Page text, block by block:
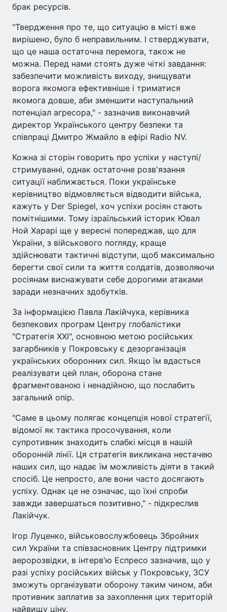
брак ресурсів.
"Твердження про те, що ситуацію в місті вже
вирішено, було б неправильним. І стверджувати,
що це наша остаточна перемога, також не
можна. Перед нами стоять дуже чіткі завдання:
забезпечити можливість виходу, знищувати
ворога якомога ефективніше і триматися
якомога довше, аби зменшити наступальний
потенціал агресора," - зазначив виконавчий
директор Українського центру безпеки та
співпраці Дмитро Жмайло в ефірі Radio NV.
Кожна зі сторін говорить про успіхи у наступі/
стримуванні, однак остаточне розв'язання
ситуації наближається. Поки українське
керівництво відмовляється відводити війська,
кажуть у Der Spiegel, хоч успіхи росіян стають
помітнішими. Тому ізраїльський історик Ювал
Ной Харарі ще у вересні попереджав, що для
України, з військового погляду, краще
здійснювати тактичні відступи, щоб максимально
берегти свої сили та життя солдатів, дозволяючи
росіянам виснажувати себе дорогими атаками
заради незначних здобутків.
За інформацією Павла Лакійчука, керівника
безпекових програм Центру глобалістики
"Стратегія XXI", основною метою російських
загарбників у Покровську є дезорганізація
українських оборонних сил. Якщо їм вдасться
реалізувати цей план, оборона стане
фрагментованою і ненадійною, що послабить
загальний опір.
"Саме в цьому полягає концепція нової стратегії,
відомої як тактика просочування, коли
супротивник знаходить слабкі місця в нашій
оборонній лінії. Ця стратегія викликана нестачею
наших сил, що надає їм можливість діяти в такий
спосіб. Це непросто, але вони часто досягають
успіху. Однак це не означає, що їхні спроби
завжди завершаться позитивно," - підкреслив
Лакійчук.
Ігор Луценко, військовослужбовець Збройних
сил України та співзасновник Центру підтримки
аеророзвідки, в інтерв'ю Еспресо зазначив, що у
разі успіху російських військ у Покровську, ЗСУ
зможуть організувати оборону таким чином, аби
противник заплатив за захоплення цих територій
найвищу ціну.